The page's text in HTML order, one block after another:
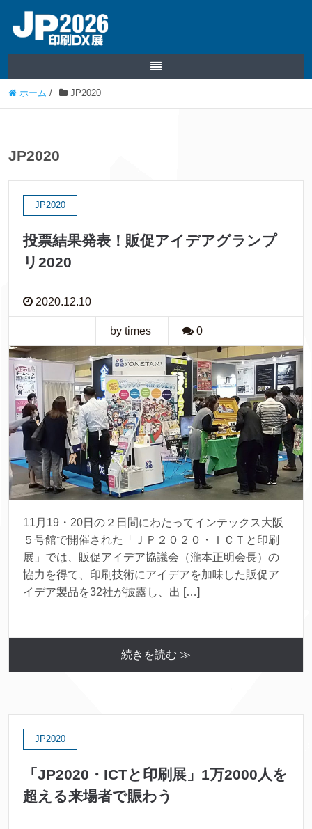
ホーム / JP2020
JP2020
JP2020
投票結果発表！販促アイデアグランプ
リ2020
2020.12.10
by times 0
11月19・20日の２日間にわたってインテックス大阪
５号館で開催された「ＪＰ２０２０・ＩＣＴと印刷
展」では、販促アイデア協議会（瀧本正明会長）の
協力を得て、印刷技術にアイデアを加味した販促ア
イデア製品を32社が披露し、出 […]
続きを読む ≫
JP2020
「JP2020・ICTと印刷展」1万2000人を
超える来場者で賑わう